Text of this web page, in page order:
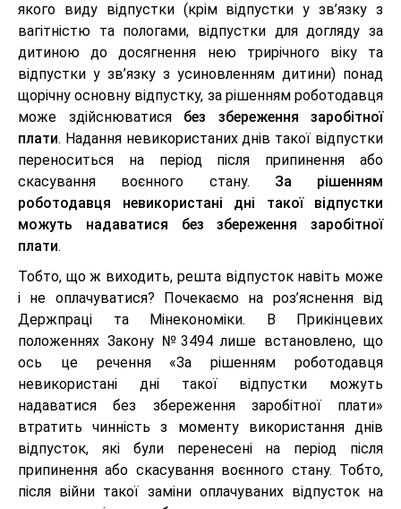
якого виду відпустки (крім відпустки у зв’язку з
вагітністю та пологами, відпустки для догляду за
дитиною до досягнення нею трирічного віку та
відпустки у зв’язку з усиновленням дитини) понад
щорічну основну відпустку, за рішенням роботодавця
може здійснюватися без збереження заробітної
плати. Надання невикористаних днів такої відпустки
переноситься на період після припинення або
скасування воєнного стану. За рішенням
роботодавця невикористані дні такої відпустки
можуть надаватися без збереження заробітної
плати.
Тобто, що ж виходить, решта відпусток навіть може
і не оплачуватися? Почекаємо на роз’яснення від
Держпраці та Мінекономіки. В Прикінцевих
положеннях Закону №3494 лише встановлено, що
ось це речення «За рішенням роботодавця
невикористані дні такої відпустки можуть
надаватися без збереження заробітної плати»
втратить чинність з моменту використання днів
відпусток, які були перенесені на період після
припинення або скасування воєнного стану. Тобто,
після війни такої заміни оплачуваних відпусток на